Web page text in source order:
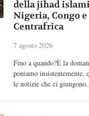
della jihad
Nigeria, Congo e
Centrafrica
7 agosto 2026
Fino a quando?È la
poniamo insistentemente,
le notizie che ci